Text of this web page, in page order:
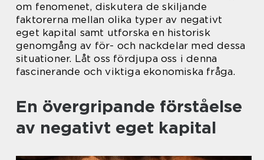
om fenomenet, diskutera de skiljande
faktorerna mellan olika typer av negativt
eget kapital samt utforska en historisk
genomgång av för- och nackdelar med dessa
situationer. Låt oss fördjupa oss i denna
fascinerande och viktiga ekonomiska fråga.
En övergripande förståelse
av negativt eget kapital